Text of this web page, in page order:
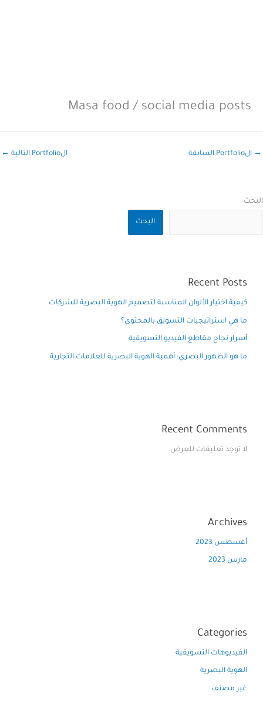
Masa food / social media posts
→ الPortfolio السابقة الPortfolio التالية ←
البحث
البحث
Recent Posts
كيفية اختيار الألوان المناسبة لتصميم الهوية البصرية للشركات
ما هي استراتيجيات التسويق بالمحتوى؟
أسرار نجاح مقاطع الفيديو التسويقية
ما هو الظهور البصري: أهمية الهوية البصرية للعلامات التجارية
Recent Comments
لا توجد تعليقات للعرض.
Archives
أغسطس 2023
مارس 2023
Categories
الفيديوهات التسويقية
الهوية البصرية
غير مصنف